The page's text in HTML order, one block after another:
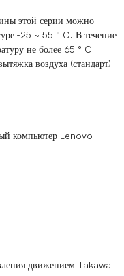
этой серии можно
-25 ~ 55 ° C. В течение
не более 65 ° C.
воздуха (стандарт)
компьютер Lenovo
движением Takawa